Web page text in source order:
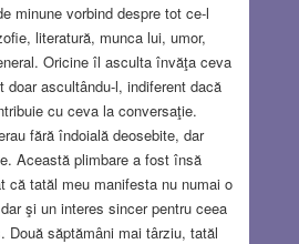
minune vorbind despre tot ce-l
literatură, munca lui, umor,
Oricine îl asculta învăţa ceva
doar ascultându-l, indiferent dacă
cu ceva la conversaţie.
fără îndoială deosebite, dar
Această plimbare a fost însă
că tatăl meu manifesta nu numai o
şi un interes sincer pentru ceea
Două săptămâni mai târziu, tatăl